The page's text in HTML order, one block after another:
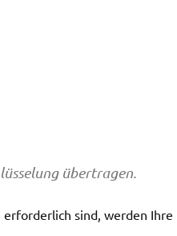
übertragen.
sind, werden Ihre